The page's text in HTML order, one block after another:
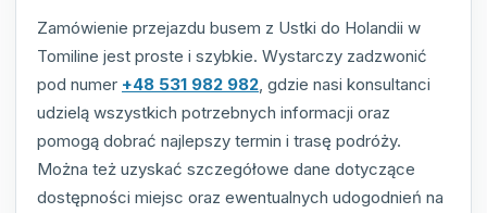
Zamówienie przejazdu busem z Ustki do Holandii w
Tomiline jest proste i szybkie. Wystarczy zadzwonić
pod numer +48 531 982 982 , gdzie nasi konsultanci
udzielą wszystkich potrzebnych informacji oraz
pomogą dobrać najlepszy termin i trasę podróży.
Można też uzyskać szczegółowe dane dotyczące
dostępności miejsc oraz ewentualnych udogodnień na